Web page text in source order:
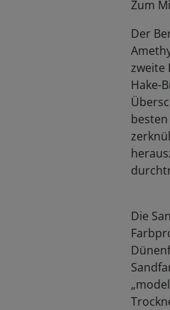
Zum
Der
zweite
Hake-
Die